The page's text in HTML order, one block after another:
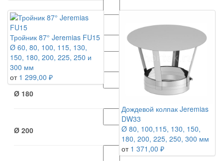
Ø 150
Ø 160
Ø 180
Ø 200
Тройник 87° Jeremias FU15
Ø 60, 80, 100, 115, 130,
150, 180, 200, 225, 250 и
300 мм
от 1 299,00 ₽
Дождевой колпак Jeremias
DW33
Ø 80, 100,115, 130, 150,
180, 200, 225, 250, 300 мм
от 1 371,00 ₽